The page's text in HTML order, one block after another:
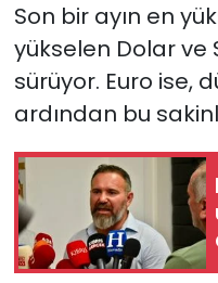
Son bir ayın en
yükselen Dolar ve
sürüyor. Euro ise,
ardından bu
Gündem
KKTC
Kültür Sanat
Magazin